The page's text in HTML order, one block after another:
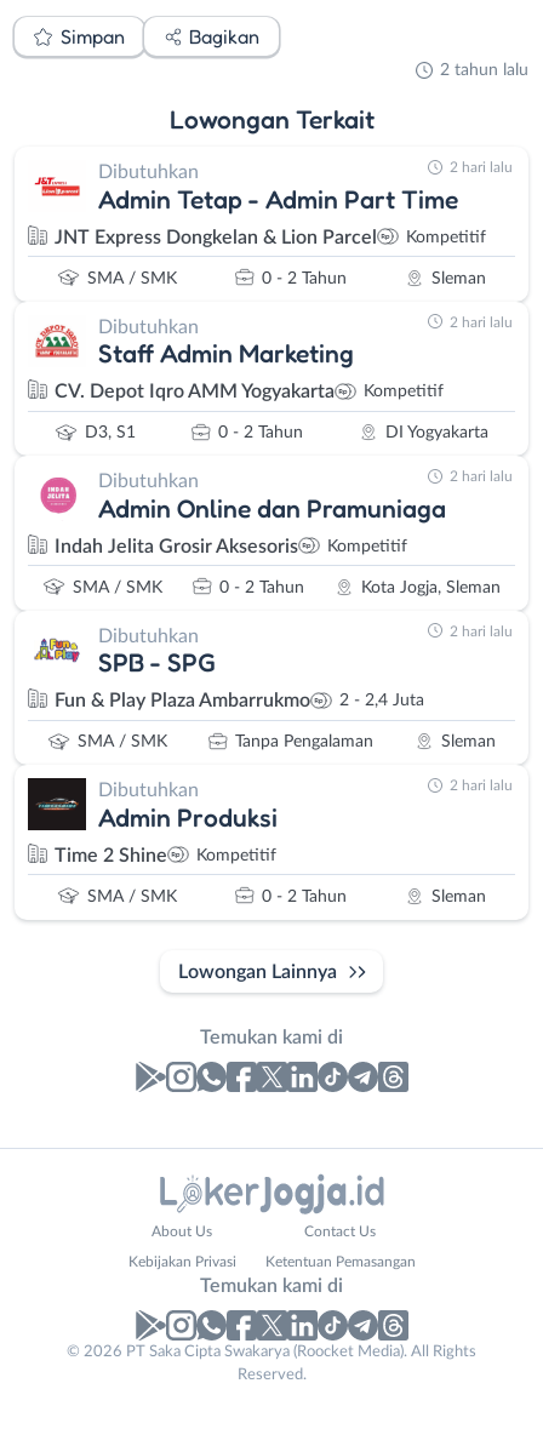
Simpan Bagikan
2 tahun lalu
Lowongan Terkait
Dibutuhkan
Admin Tetap - Admin Part Time
JNT Express Dongkelan & Lion Parcel Kompetitif
SMA / SMK 0 - 2 Tahun Sleman
2 hari lalu
Dibutuhkan
Staff Admin Marketing
CV. Depot Iqro AMM Yogyakarta Kompetitif
D3, S1 0 - 2 Tahun DI Yogyakarta
2 hari lalu
Dibutuhkan
Admin Online dan Pramuniaga
Indah Jelita Grosir Aksesoris Kompetitif
SMA / SMK 0 - 2 Tahun Kota Jogja, Sleman
2 hari lalu
Dibutuhkan
SPB - SPG
Fun & Play Plaza Ambarrukmo 2 - 2,4 Juta
SMA / SMK Tanpa Pengalaman Sleman
2 hari lalu
Dibutuhkan
Admin Produksi
Time 2 Shine Kompetitif
SMA / SMK 0 - 2 Tahun Sleman
2 hari lalu
Lowongan Lainnya
Temukan kami di
No. Telp /
About Us Contact Us
Kebijakan Privasi Ketentuan Pemasangan
Temukan kami di
© 2026 PT Saka Cipta Swakarya (Roocket Media). All Rights
Reserved.